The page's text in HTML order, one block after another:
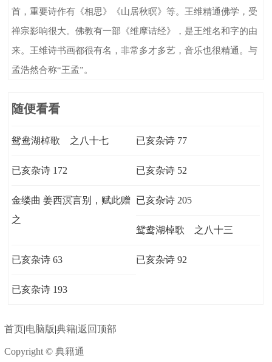
首，重要诗作有《相思》《山居秋暝》等。王维精通佛学，受
禅宗影响很大。佛教有一部《维摩诘经》，是王维名和字的由
来。王维诗书画都很有名，非常多才多艺，音乐也很精通。与
孟浩然合称“王孟”。
随便看看
鸳鸯湖棹歌 之八十七 已亥杂诗 77
已亥杂诗 172 已亥杂诗 52
金缕曲 姜西溟言别，赋此赠
之
已亥杂诗 205
鸳鸯湖棹歌 之八十三
已亥杂诗 63 已亥杂诗 92
已亥杂诗 193
首页|电脑版|典籍|返回顶部
Copyright © 典籍通